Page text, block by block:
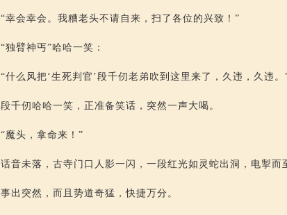
“幸会幸会。我糟老头不请自来，扫了各位的兴致！”
“独臂神丐”哈哈一笑：
“什么风把‘生死判官’段千仞老弟吹到这里来了，久违，久违。
段千仞哈哈一笑，正准备笑话，突然一声大喝。
“魔头，拿命来！”
话音未落，古寺门口人影一闪，一段红光如灵蛇出洞，电掣而
事出突然，而且势道奇猛，快捷万分。